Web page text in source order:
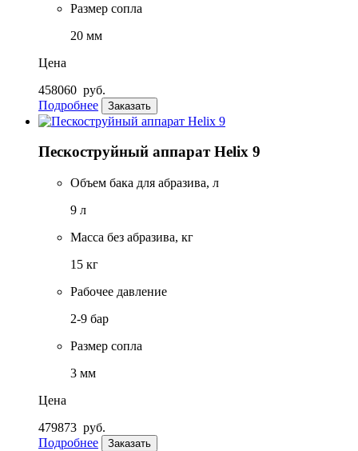
Размер сопла
20 мм
Цена
458060 руб.
Подробнее
Заказать
Пескоструйный аппарат Helix 9
Объем бака для абразива, л
9 л
Масса без абразива, кг
15 кг
Рабочее давление
2-9 бар
Размер сопла
3 мм
Цена
479873 руб.
Подробнее
Заказать